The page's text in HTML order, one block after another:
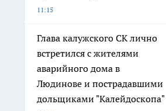
11:15
Глава калужского СК лично
встретился с жителями
аварийного дома в
Людинове и пострадавшими
дольщиками "Калейдоскопа"